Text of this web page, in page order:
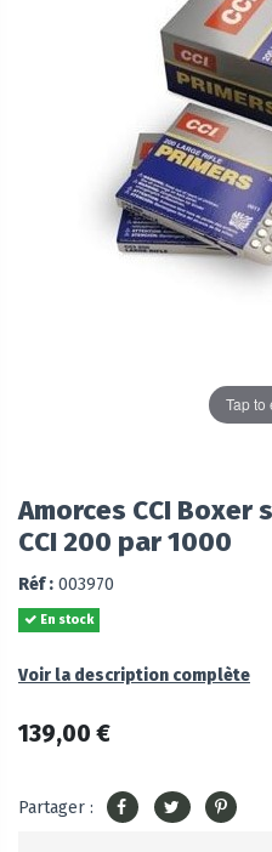
Tap to
Amorces CCI
CCI 200 par 1000
Réf : 003970
En stock
Voir la description complète
139,00 €
Partager :